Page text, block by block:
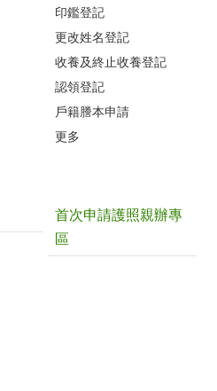
印鑑登記
更改姓名登記
收養及終止收養登記
認領登記
戶籍謄本申請
更多
首次申請護照親辦專
區